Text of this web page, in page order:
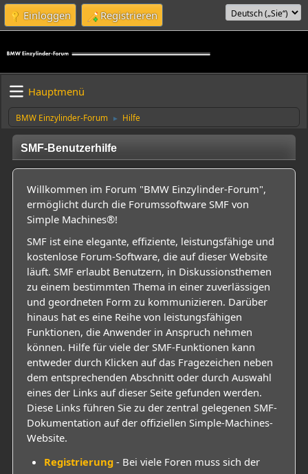
Einloggen Registrieren
Hauptmenü
BMW Einzylinder-Forum ► Hilfe
SMF-Benutzerhilfe
Willkommen im Forum "BMW Einzylinder-Forum",
ermöglicht durch die Forumssoftware SMF von
Simple Machines®!
SMF ist eine elegante, effiziente, leistungsfähige und
kostenlose Forum-Software, die auf dieser Website
läuft. SMF erlaubt Benutzern, in Diskussionsthemen
zu einem bestimmten Thema in einer zuverlässigen
und geordneten Form zu kommunizieren. Darüber
hinaus hat es eine Reihe von leistungsfähigen
Funktionen, die Anwender in Anspruch nehmen
können. Hilfe für viele der SMF-Funktionen kann
entweder durch Klicken auf das Fragezeichen neben
dem entsprechenden Abschnitt oder durch Auswahl
eines der Links auf dieser Seite gefunden werden.
Diese Links führen Sie zu der zentral gelegenen SMF-
Dokumentation auf der offiziellen Simple-Machines-
Website.
Registrierung - Bei viele Foren muss sich der